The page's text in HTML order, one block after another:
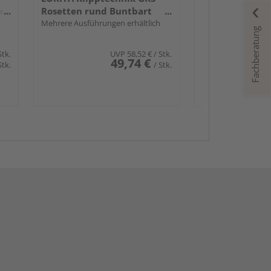
Rosetten rund Buntbart
Edelst. ma.
Mehrere Ausführungen erhältlich
UVP 58,52 €/ Stk.
49,74 € / Stk. Fachberatung